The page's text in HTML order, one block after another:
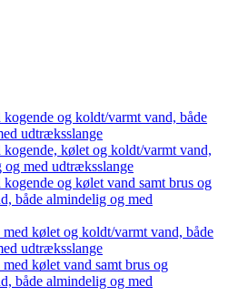
kogende og koldt/varmt vand, både
udtræksslange
kogende, kølet og koldt/varmt vand,
og med udtræksslange
kogende og kølet vand samt brus og
både almindelig og med
kølet og koldt/varmt vand, både
udtræksslange
kølet vand samt brus og
både almindelig og med